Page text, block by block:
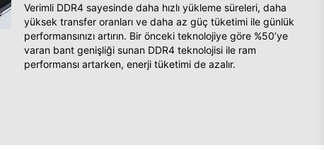
Verimli DDR4 sayesinde daha hızlı yükleme süreleri, daha
yüksek transfer oranları ve daha az güç tüketimi ile günlük
performansınızı artırın. Bir önceki teknolojiye göre %50’ye
varan bant genişliği sunan DDR4 teknolojisi ile ram
performansı artarken, enerji tüketimi de azalır.